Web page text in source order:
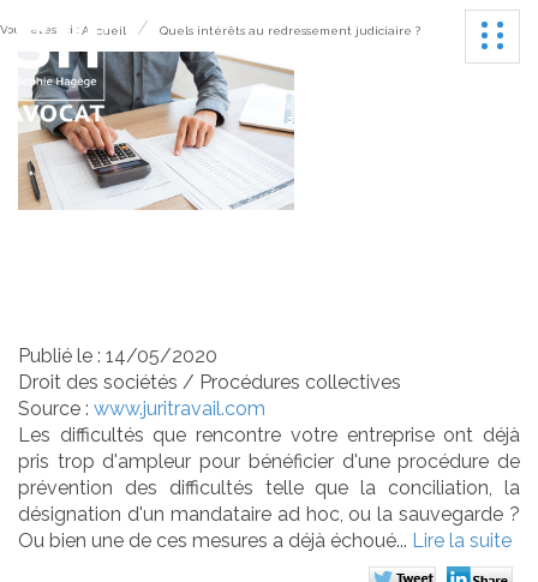
Vous êtes ici :Accueil Quels intérêts au redressement judiciaire ?
Publié le : 14/05/2020
Droit des sociétés / Procédures collectives
Source : www.juritravail.com
Les difficultés que rencontre votre entreprise ont déjà
pris trop d'ampleur pour bénéficier d'une procédure de
prévention des difficultés telle que la conciliation, la
désignation d'un mandataire ad hoc, ou la sauvegarde ?
Ou bien une de ces mesures a déjà échoué... Lire la suite